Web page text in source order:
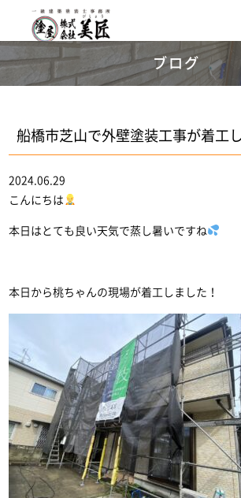
ブログ
船橋市芝山で外壁塗装工事が着工
2024.06.29
こんにちは
本日はとても良い天気で蒸し暑いですね
本日から桃ちゃんの現場が着工しました！